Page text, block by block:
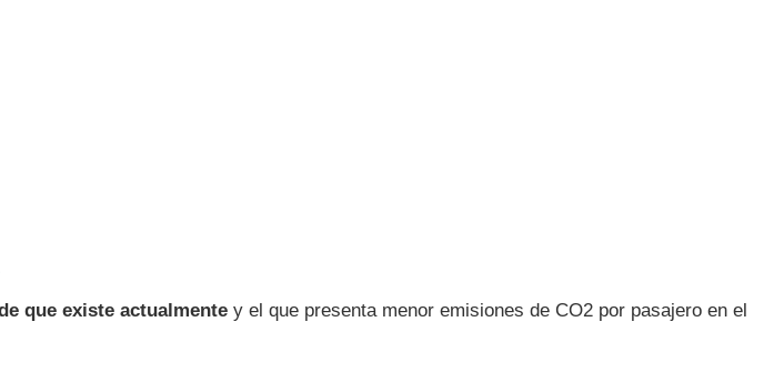
que existe actualmente y el que presenta menor emisiones de CO2 por pasajero en el